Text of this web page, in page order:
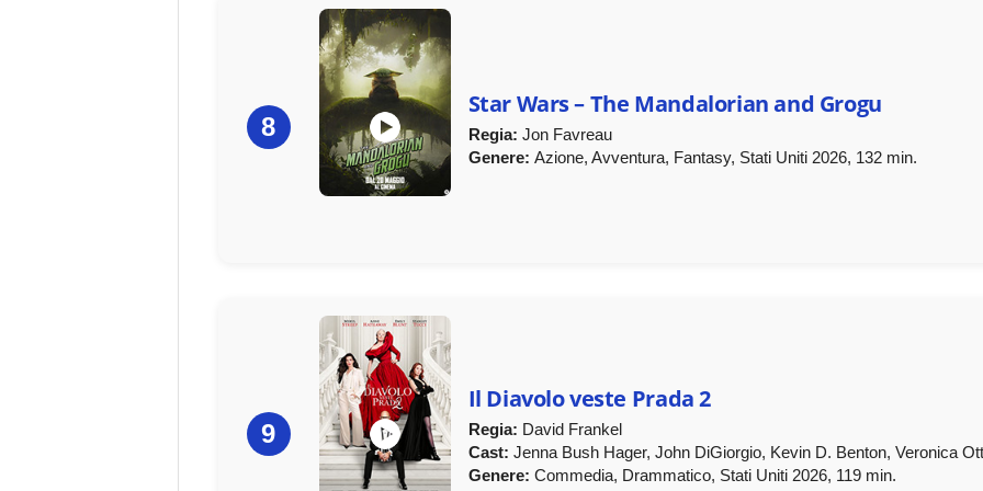
8
Star Wars – The Mandalorian and Grogu
Regia: Jon Favreau
Genere: Azione, Avventura, Fantasy, Stati Uniti 2026, 132 min.
9
Il Diavolo veste Prada 2
Regia: David Frankel
Cast: Jenna Bush Hager, John DiGiorgio, Kevin D. Benton, Veronica
Genere: Commedia, Drammatico, Stati Uniti 2026, 119 min.